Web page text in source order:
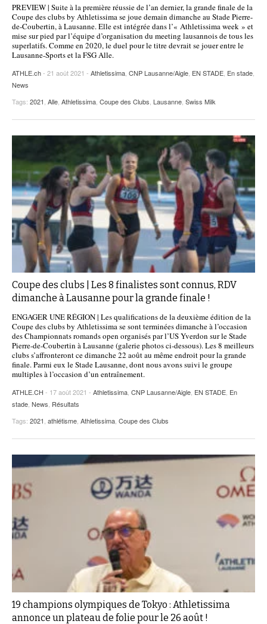
POURQUOI ATHLE.CH ?
ATHLE.CH RÉGIONS | VAUD
HIGHLIGHTS
LIVRES
PREVIEW | Suite à la première réussie de l’an dernier, la grande finale de la
Coupe des clubs by Athletissima se joue demain dimanche au Stade Pierre-
de-Coubertin, à Lausanne. Elle est intégrée dans l’« Athletissima week » et
mise sur pied par l’équipe d’organisation du meeting lausannois de tous les
superlatifs. Comme en 2020, le duel pour le titre devrait se jouer entre le
Lausanne-Sports et la FSG Alle.
ATHLE.ch- 21 août 2021 - Athletissima CNP Lausanne/Aigle EN STADE En stade
News
Tags: 2021 Alle Athletissima Coupe des Clubs Lausanne Swiss Milk
Coupe des clubs | Les 8 finalistes sont connus, RDV
dimanche à Lausanne pour la grande finale !
ENGAGER UNE RÉGION | Les qualifications de la deuxième édition de la
Coupe des clubs by Athletissima se sont terminées dimanche à l’occasion
des Championnats romands open organisés par l’US Yverdon sur le Stade
Pierre-de-Coubertin à Lausanne (galerie photos ci-dessous). Les 8 meilleurs
clubs s’affronteront ce dimanche 22 août au même endroit pour la grande
finale. Parmi eux le Stade Lausanne, dont nous avons suivi le groupe
multiples à l’occasion d’un entraînement.
ATHLE.CH - 17 août 2021 - Athletissima CNP Lausanne/Aigle EN STADE En
stade News Résultats
Tags: 2021 athlétisme Athletissima Coupe des Clubs
19 champions olympiques de Tokyo : Athletissima
annonce un plateau de folie pour le 26 août !